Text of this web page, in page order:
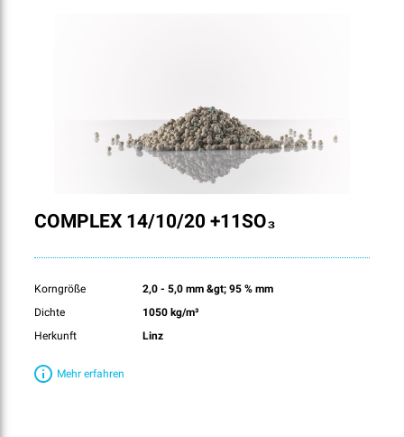
COMPLEX 14/10/20 +11SO₃
Korngröße
2,0 - 5,0 mm &gt; 95 % mm
Dichte
1050 kg/m³
Herkunft
Linz
Mehr erfahren